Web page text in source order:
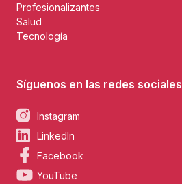
Profesionalizantes
Salud
Tecnología
Síguenos en las redes sociales
Instagram
LinkedIn
Facebook
YouTube